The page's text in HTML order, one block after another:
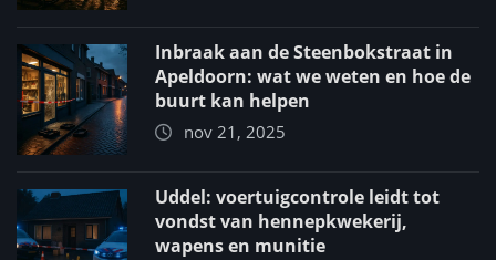
Inbraak aan de Steenbokstraat in
Apeldoorn: wat we weten en hoe de
buurt kan helpen
nov 21, 2025
Uddel: voertuigcontrole leidt tot
vondst van hennepkwekerij,
wapens en munitie